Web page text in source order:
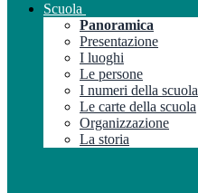
Scuola
Panoramica
Presentazione
I luoghi
Le persone
I numeri della scuola
Le carte della scuola
Organizzazione
La storia